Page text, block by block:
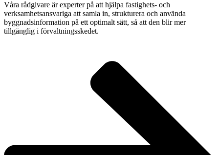
Våra rådgivare är experter på att hjälpa fastighets- och
verksamhetsansvariga att samla in, strukturera och använda
byggnadsinformation på ett optimalt sätt, så att den blir mer
tillgänglig i förvaltningsskedet.